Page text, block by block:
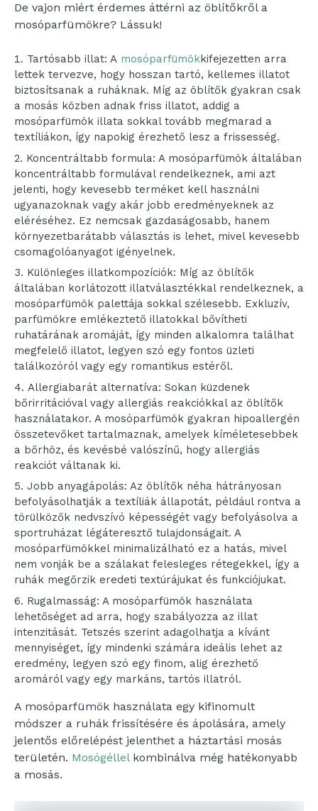
De vajon miért érdemes áttérni az öblítőkről a
mosóparfümökre? Lássuk!
Tartósabb illat: A mosóparfümökkifejezetten arra
lettek tervezve, hogy hosszan tartó, kellemes illatot
biztosítsanak a ruháknak. Míg az öblítők gyakran csak
a mosás közben adnak friss illatot, addig a
mosóparfümök illata sokkal tovább megmarad a
textíliákon, így napokig érezhető lesz a frissesség.
Koncentráltabb formula: A mosóparfümök általában
koncentráltabb formulával rendelkeznek, ami azt
jelenti, hogy kevesebb terméket kell használni
ugyanazoknak vagy akár jobb eredményeknek az
eléréséhez. Ez nemcsak gazdaságosabb, hanem
környezetbarátabb választás is lehet, mivel kevesebb
csomagolóanyagot igényelnek.
Különleges illatkompozíciók: Míg az öblítők
általában korlátozott illatválasztékkal rendelkeznek, a
mosóparfümök palettája sokkal szélesebb. Exkluzív,
parfümökre emlékeztető illatokkal bővítheti
ruhatárának aromáját, így minden alkalomra találhat
megfelelő illatot, legyen szó egy fontos üzleti
találkozóról vagy egy romantikus estéről.
Allergiabarát alternatíva: Sokan küzdenek
bőrirritációval vagy allergiás reakciókkal az öblítők
használatakor. A mosóparfümök gyakran hipoallergén
összetevőket tartalmaznak, amelyek kíméletesebbek
a bőrhöz, és kevésbé valószínű, hogy allergiás
reakciót váltanak ki.
Jobb anyagápolás: Az öblítők néha hátrányosan
befolyásolhatják a textíliák állapotát, például rontva a
törülközők nedvszívó képességét vagy befolyásolva a
sportruházat légáteresztő tulajdonságait. A
mosóparfümökkel minimalizálható ez a hatás, mivel
nem vonják be a szálakat felesleges rétegekkel, így a
ruhák megőrzik eredeti textúrájukat és funkciójukat.
Rugalmasság: A mosóparfümök használata
lehetőséget ad arra, hogy szabályozza az illat
intenzitását. Tetszés szerint adagolhatja a kívánt
mennyiséget, így mindenki számára ideális lehet az
eredmény, legyen szó egy finom, alig érezhető
aromáról vagy egy markáns, tartós illatról.
A mosóparfümök használata egy kifinomult
módszer a ruhák frissítésére és ápolására, amely
jelentős előrelépést jelenthet a háztartási mosás
területén. Mosógéllelkombinálva még hatékonyabb
a mosás.